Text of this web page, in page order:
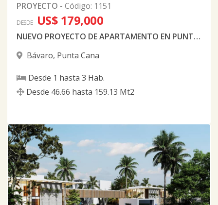
PROYECTO - Código: 1151
DESDE US$ 179,000
NUEVO PROYECTO DE APARTAMENTO EN PUNTA CANA
Bávaro, Punta Cana
Desde 1 hasta 3 Hab.
Desde 46.66 hasta 159.13 Mt2